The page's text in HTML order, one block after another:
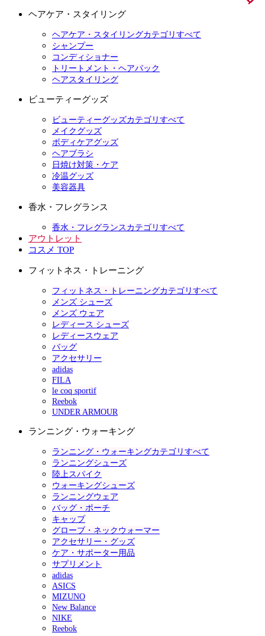
ヘアケア・スタイリング
ヘアケア・スタイリングカテゴリすべて
シャンプー
コンディショナー
トリートメント・ヘアパック
ヘアスタイリング
ビューティーグッズ
ビューティーグッズカテゴリすべて
メイクグッズ
ボディケアグッズ
ヘアブラシ
日焼け対策・ケア
冷温グッズ
美容器具
香水・フレグランス
香水・フレグランスカテゴリすべて
アウトレット
コスメ TOP
フィットネス・トレーニング
フィットネス・トレーニングカテゴリすべて
メンズ シューズ
メンズ ウェア
レディース シューズ
レディースウェア
バッグ
アクセサリー
adidas
FILA
le coq sportif
Reebok
UNDER ARMOUR
ランニング・ウォーキング
ランニング・ウォーキングカテゴリすべて
ランニングシューズ
陸上スパイク
ウォーキングシューズ
ランニングウェア
バッグ・ポーチ
キャップ
グローブ・ネックウォーマー
アクセサリー・グッズ
ケア・サポーター用品
サプリメント
adidas
ASICS
MIZUNO
New Balance
NIKE
Reebok